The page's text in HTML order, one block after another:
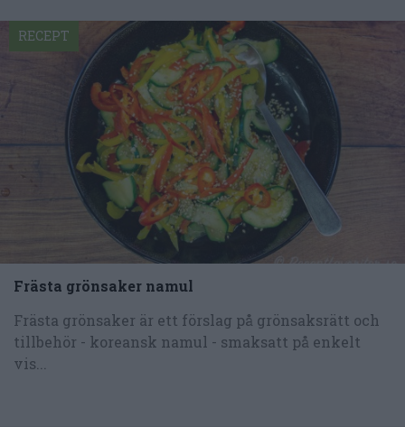
Frästa grönsaker namul
Frästa grönsaker är ett förslag på grönsaksrätt och
tillbehör - koreansk namul - smaksatt på enkelt
vis...
RECEPT